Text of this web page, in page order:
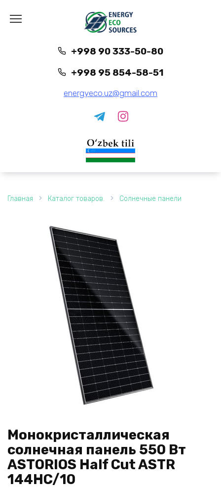
содержанию
+998 90 333-50-80
+998 95 854-58-51
energyeco.uz@gmail.com
Главная Каталог товаров. Солнечные панели
Монокристаллическая
солнечная панель 550 Вт
ASTORIOS Half Cut ASTR
144HC/10